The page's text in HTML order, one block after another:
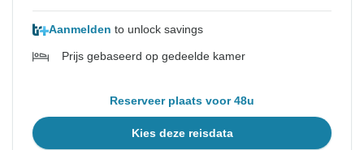
Aanmelden to unlock savings
Prijs gebaseerd op gedeelde kamer
Reserveer plaats voor 48u
Kies deze reisdata